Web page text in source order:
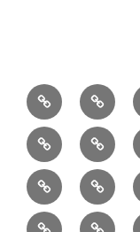
1/10：
材
料
10/10：
ジ
ュ
エ
リ
ー
6/10：
読
書
7/10：
食・
健
康
②
半
月
③
巾
着
⑧ ⑨